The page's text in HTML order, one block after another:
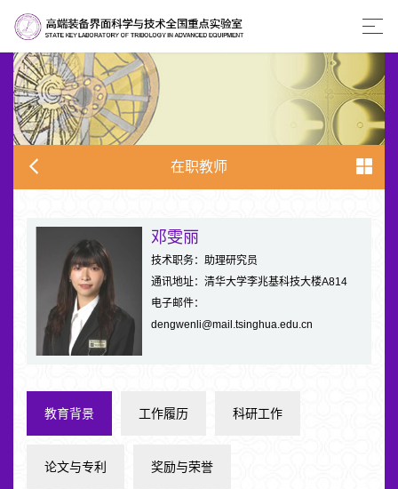
在职教师
邓雯丽
技术职务：助理研究员
通讯地址：清华大学李兆基科技大楼A814
电子邮件：
dengwenli@mail.tsinghua.edu.cn
教育背景 工作履历 科研工作
论文与专利 奖励与荣誉